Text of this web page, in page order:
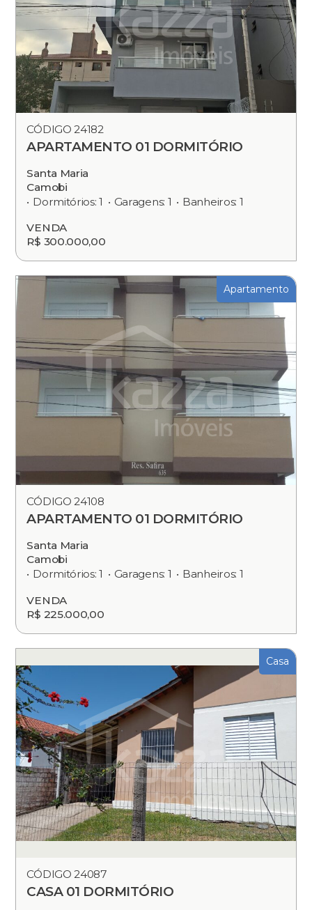
CÓDIGO 24182
APARTAMENTO 01 DORMITÓRIO
Santa Maria
Camobi
Dormitórios: 1
Garagens: 1
Banheiros: 1
VENDA
R$ 300.000,00
Apartamento
CÓDIGO 24108
APARTAMENTO 01 DORMITÓRIO
Santa Maria
Camobi
Dormitórios: 1
Garagens: 1
Banheiros: 1
VENDA
R$ 225.000,00
Casa
CÓDIGO 24087
CASA 01 DORMITÓRIO